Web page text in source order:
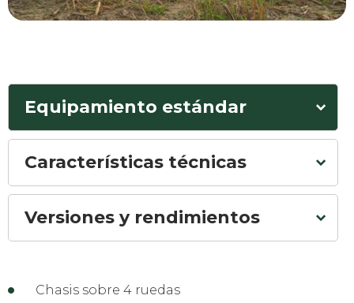
Equipamiento estándar
Características técnicas
Versiones y rendimientos
Chasis sobre 4 ruedas